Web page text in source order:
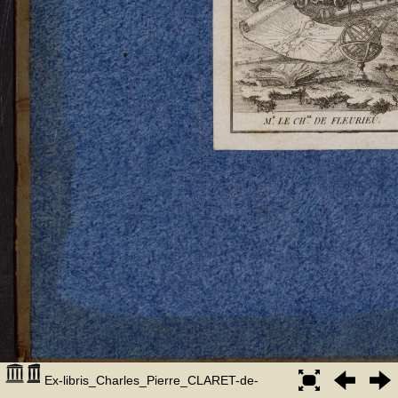
Ex-libris_Charles_Pierre_CLARET-de-